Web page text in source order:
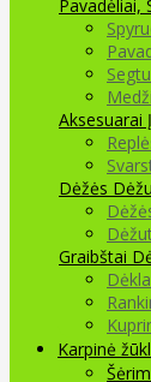
Pavadėliai,
Aksesuarai
Dėžės
Graibštai
Karpinė